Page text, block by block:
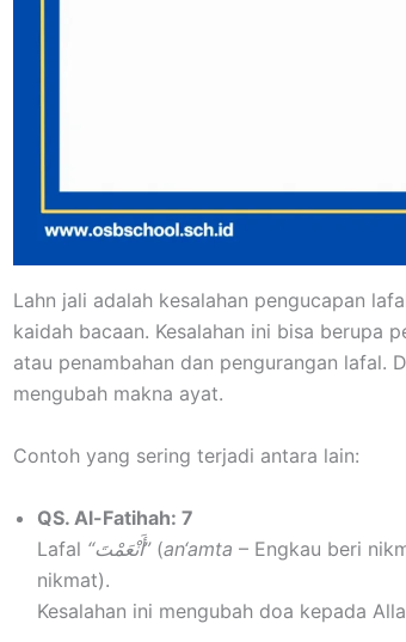
Lahn jali adalah kesalahan pengucapan
kaidah bacaan. Kesalahan ini bisa berupa
atau penambahan dan pengurangan lafal.
mengubah makna ayat.
Contoh yang sering terjadi antara lain:
QS. Al-Fatihah: 7
Lafal
“أَنْعَمْتَ”(an‘amta – Engkau beri
nikmat).
Kesalahan ini mengubah doa kepada